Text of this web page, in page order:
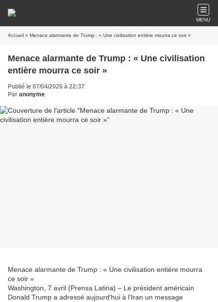
MENU
Accueil » Menace alarmante de Trump : « Une civilisation entière mourra ce soir »
Menace alarmante de Trump : « Une civilisation
entière mourra ce soir »
Publié le 07/04/2026 à 22:37
Par anonyme
Menace alarmante de Trump : « Une civilisation entière mourra
ce soir »
Washington, 7 avril (Prensa Latina) – Le président américain
Donald Trump a adressé aujourd'hui à l'Iran un message